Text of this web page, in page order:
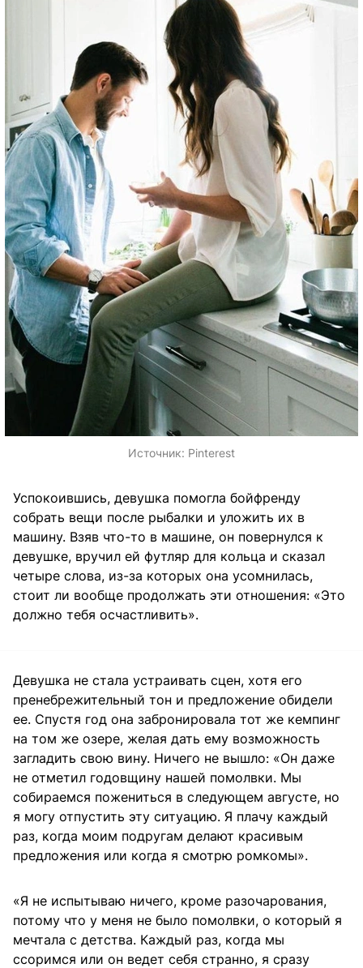
Источник: Pinterest
Успокоившись, девушка помогла бойфренду
собрать вещи после рыбалки и уложить их в
машину. Взяв что-то в машине, он повернулся к
девушке, вручил ей футляр для кольца и сказал
четыре слова, из-за которых она усомнилась,
стоит ли вообще продолжать эти отношения: «Это
должно тебя осчастливить».
Девушка не стала устраивать сцен, хотя его
пренебрежительный тон и предложение обидели
ее. Спустя год она забронировала тот же кемпинг
на том же озере, желая дать ему возможность
загладить свою вину. Ничего не вышло: «Он даже
не отметил годовщину нашей помолвки. Мы
собираемся пожениться в следующем августе, но
я могу отпустить эту ситуацию. Я плачу каждый
раз, когда моим подругам делают красивым
предложения или когда я смотрю ромкомы».
«Я не испытываю ничего, кроме разочарования,
потому что у меня не было помолвки, о который я
мечтала с детства. Каждый раз, когда мы
ссоримся или он ведет себя странно, я сразу